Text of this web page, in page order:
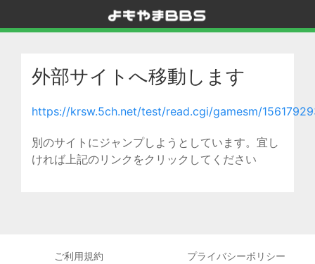
外部サイトへ移動します
https://krsw.5ch.net/test/read.cgi/gamesm/
別のサイトにジャンプしようとしています。宜し
ければ上記のリンクをクリックしてください
ご利用規約
プライバシーポリシー